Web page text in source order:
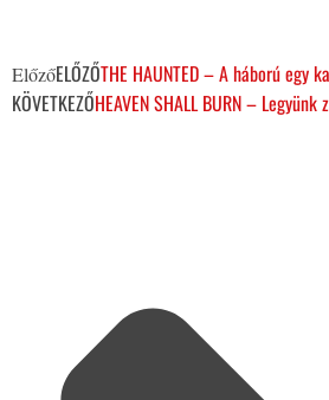
ElőzőELŐZŐTHE HAUNTED – A háború egy
KÖVETKEZŐHEAVEN SHALL BURN –